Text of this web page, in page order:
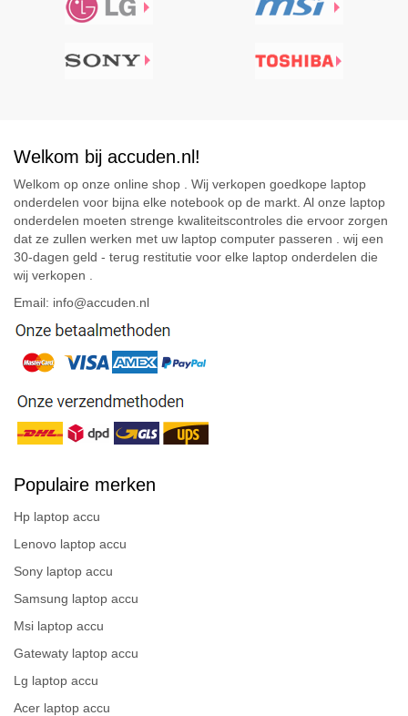
Welkom bij accuden.nl!
Welkom op onze online shop . Wij verkopen goedkope laptop
onderdelen voor bijna elke notebook op de markt. Al onze laptop
onderdelen moeten strenge kwaliteitscontroles die ervoor zorgen
dat ze zullen werken met uw laptop computer passeren . wij een
30-dagen geld - terug restitutie voor elke laptop onderdelen die
wij verkopen .
Email: info@accuden.nl
Populaire merken
Hp laptop accu
Lenovo laptop accu
Sony laptop accu
Samsung laptop accu
Msi laptop accu
Gatewaty laptop accu
Lg laptop accu
Acer laptop accu